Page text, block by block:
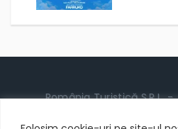
România Turistică S.R.L.